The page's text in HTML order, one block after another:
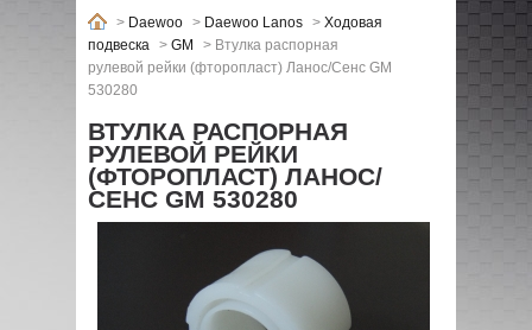
> Daewoo > Daewoo Lanos > Ходовая
подвеска > GM > Втулка распорная
рулевой рейки (фторопласт) Ланос/Сенс GM
530280
ВТУЛКА РАСПОРНАЯ
РУЛЕВОЙ РЕЙКИ
(ФТОРОПЛАСТ) ЛАНОС/
СЕНС GM 530280